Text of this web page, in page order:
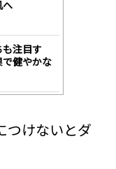
へ
注目す
健やかな
つけないとダ